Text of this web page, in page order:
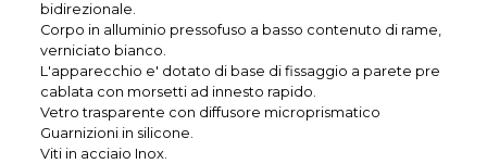
bidirezionale.
Corpo in alluminio pressofuso a basso contenuto di rame,
verniciato bianco.
L'apparecchio e' dotato di base di fissaggio a parete pre
cablata con morsetti ad innesto rapido.
Vetro trasparente con diffusore microprismatico
Guarnizioni in silicone.
Viti in acciaio Inox.